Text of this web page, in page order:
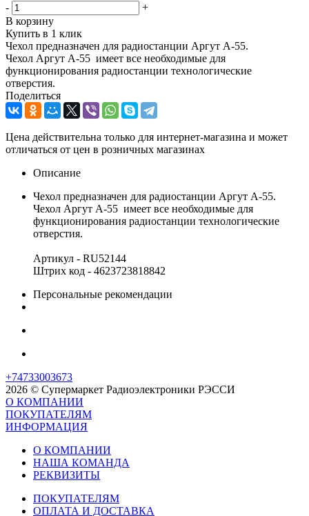
-
+
В корзину
Купить в 1 клик
Чехол предназначен для радиостанции Аргут А-55.
Чехол Аргут А-55 имеет все необходимые для
функционирования радиостанции технологические
отверстия.
Поделиться
Цена действительна только для интернет-магазина и может
отличаться от цен в розничных магазинах
Описание
Чехол предназначен для радиостанции Аргут А-55.
Чехол Аргут А-55 имеет все необходимые для
функционирования радиостанции технологические
отверстия.
Артикул - RU52144
Штрих код - 4623723818842
Персональные рекомендации
+74733003673
2026 © Супермаркет Радиоэлектроники РЭССИ
О КОМПАНИИ
ПОКУПАТЕЛЯМ
ИНФОРМАЦИЯ
О КОМПАНИИ
НАША КОМАНДА
РЕКВИЗИТЫ
ПОКУПАТЕЛЯМ
ОПЛАТА И ДОСТАВКА